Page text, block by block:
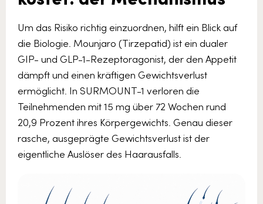
Um das Risiko richtig einzuordnen, hilft ein Blick auf
die Biologie. Mounjaro (Tirzepatid) ist ein dualer
GIP- und GLP-1-Rezeptoragonist, der den Appetit
dämpft und einen kräftigen Gewichtsverlust
ermöglicht. In SURMOUNT-1 verloren die
Teilnehmenden mit 15 mg über 72 Wochen rund
20,9 Prozent ihres Körpergewichts. Genau dieser
rasche, ausgeprägte Gewichtsverlust ist der
eigentliche Auslöser des Haarausfalls.